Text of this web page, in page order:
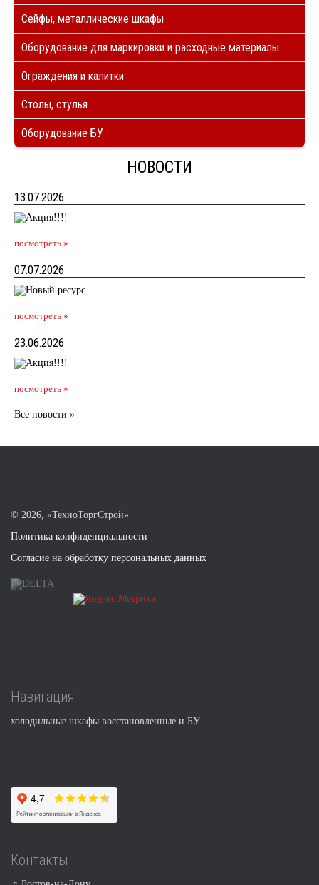
Сейфы, металлические шкафы
Оборудование для маркировки и расходные материалы
Ограждения и калитки
Столы, стулья
Оборудование БУ
НОВОСТИ
13.07.2026
посмотреть »
07.07.2026
посмотреть »
23.06.2026
посмотреть »
Все новости »
© 2026, «ТехноТоргСтрой»
Политика конфиденциальности
Согласие на обработку персональных данных
Навигация
холодильные шкафы восстановленные и БУ
Контакты